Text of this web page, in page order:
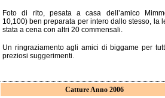
Foto di rito, pesata a casa dell’amico
10,100) ben preparata per intero dallo stesso, la
stata a cena con altri 20 commensali.
Un ringraziamento agli amici di biggame per
preziosi suggerimenti.
Catture Anno 2006